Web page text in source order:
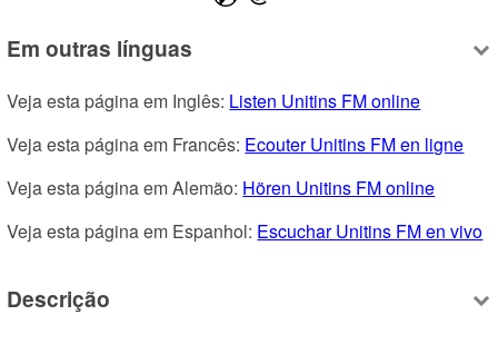
Em outras línguas
Veja esta página em Inglês: Listen Unitins FM online
Veja esta página em Francês: Ecouter Unitins FM en ligne
Veja esta página em Alemão: Hören Unitins FM online
Veja esta página em Espanhol: Escuchar Unitins FM en vivo
Descrição